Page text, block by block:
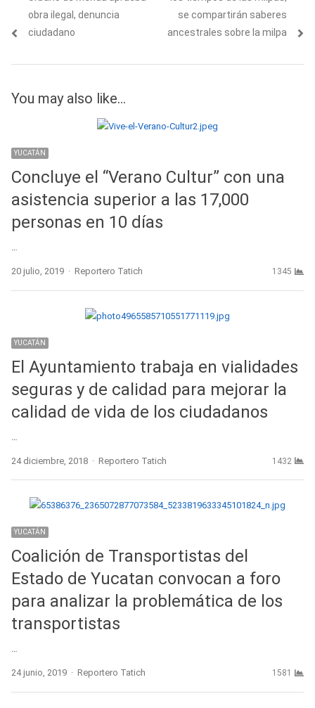
entradas
obra ilegal, denuncia
ciudadano
se compartirán saberes
ancestrales sobre la milpa
You may also like...
YUCATÁN
Concluye el “Verano Cultur” con una
asistencia superior a las 17,000
personas en 10 días
20 julio, 2019 Author
Reportero Tatich 1345
YUCATÁN
El Ayuntamiento trabaja en vialidades
seguras y de calidad para mejorar la
calidad de vida de los ciudadanos
24 diciembre, 2018 Author
Reportero Tatich 1432
YUCATÁN
Coalición de Transportistas del
Estado de Yucatan convocan a foro
para analizar la problemática de los
transportistas
…
24 junio, 2019 Author
Reportero Tatich 1581